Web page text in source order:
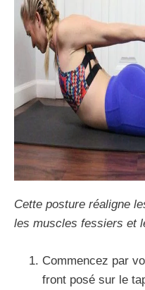
Cette posture réaligne
les muscles fessiers et
Commencez par
front posé sur le